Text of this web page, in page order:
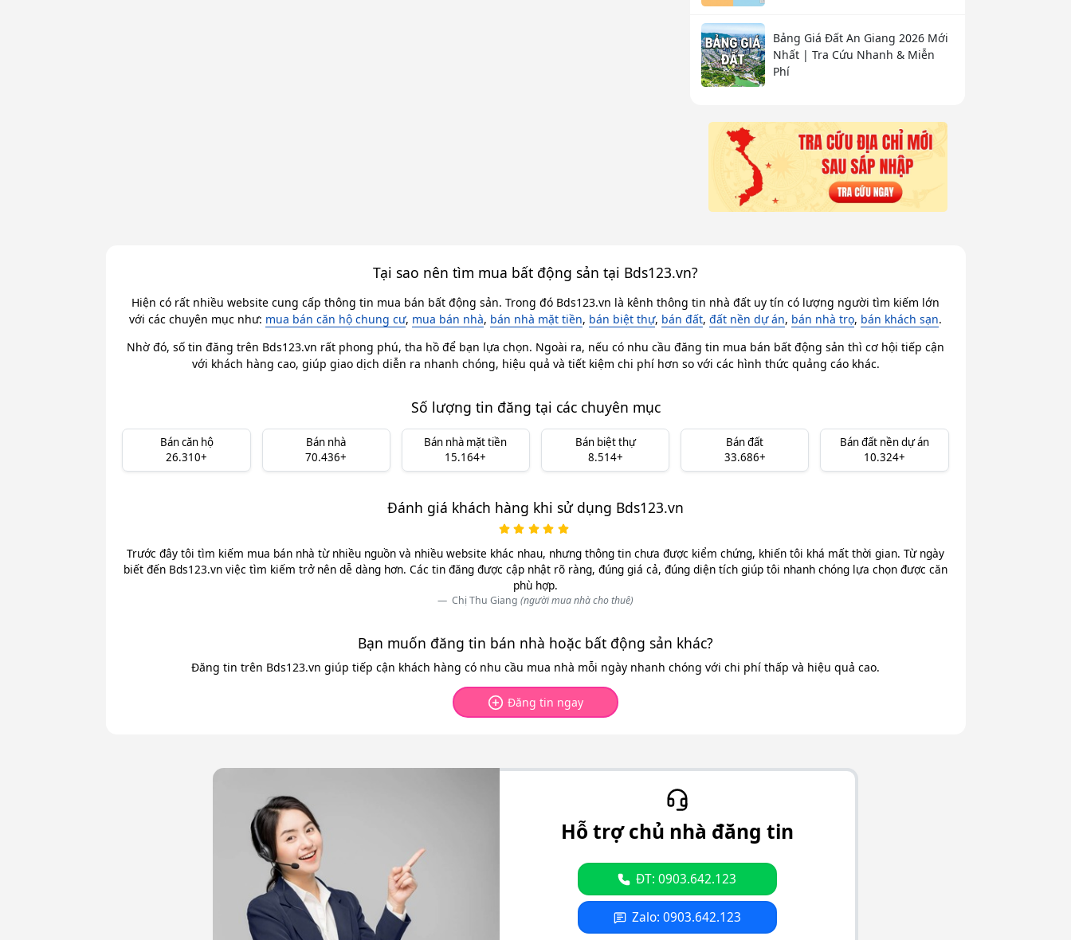
Bảng Giá Đất An Giang 2026 Mới
Nhất | Tra Cứu Nhanh & Miễn
Phí
Tại sao nên tìm mua bất động sản tại Bds123.vn?
Hiện có rất nhiều website cung cấp thông tin mua bán bất động sản. Trong đó Bds123.vn là kênh thông tin nhà đất uy tín có lượng người tìm kiếm lớn
với các chuyên mục như: mua bán căn hộ chung cư, mua bán nhà, bán nhà mặt tiền, bán biệt thự, bán đất, đất nền dự án, bán nhà trọ, bán khách sạn.
Nhờ đó, số tin đăng trên Bds123.vn rất phong phú, tha hồ để bạn lựa chọn. Ngoài ra, nếu có nhu cầu đăng tin mua bán bất động sản thì cơ hội tiếp cận
với khách hàng cao, giúp giao dịch diễn ra nhanh chóng, hiệu quả và tiết kiệm chi phí hơn so với các hình thức quảng cáo khác.
Số lượng tin đăng tại các chuyên mục
Bán căn hộ
26.310+
Bán nhà
70.436+
Bán nhà mặt tiền
15.164+
Bán biệt thự
8.514+
Bán đất
33.686+
Bán đất nền dự án
10.324+
Đánh giá khách hàng khi sử dụng Bds123.vn
Trước đây tôi tìm kiếm mua bán nhà từ nhiều nguồn và nhiều website khác nhau, nhưng thông tin chưa được kiểm chứng, khiến tôi khá mất thời gian. Từ ngày
biết đến Bds123.vn việc tìm kiếm trở nên dễ dàng hơn. Các tin đăng được cập nhật rõ ràng, đúng giá cả, đúng diện tích giúp tôi nhanh chóng lựa chọn được căn
phù hợp.
Chị Thu Giang (người mua nhà cho thuê)
Bạn muốn đăng tin bán nhà hoặc bất động sản khác?
Đăng tin trên Bds123.vn giúp tiếp cận khách hàng có nhu cầu mua nhà mỗi ngày nhanh chóng với chi phí thấp và hiệu quả cao.
Đăng tin ngay
Hỗ trợ chủ nhà đăng tin
ĐT: 0903.642.123
Zalo: 0903.642.123